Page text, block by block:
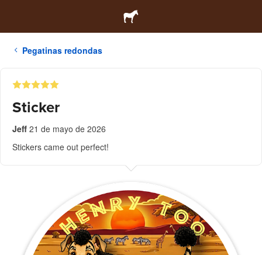
Pegatinas redondas
Sticker
Jeff 21 de mayo de 2026
Stickers came out perfect!